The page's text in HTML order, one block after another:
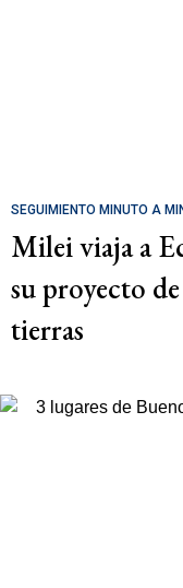
SEGUIMIENTO MINUTO A
Milei viaja a
su proyecto
tierras